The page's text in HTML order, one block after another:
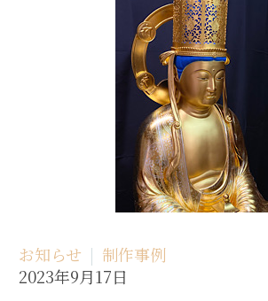
お知らせ
制作事例
2023年9月17日